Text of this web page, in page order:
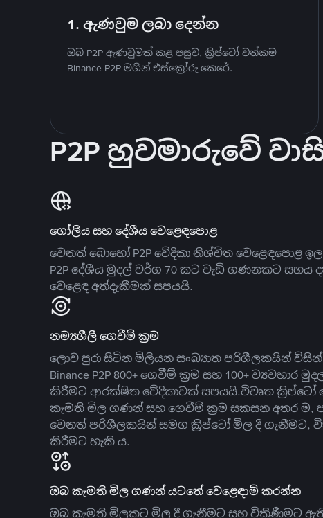
1. ඇණවුම ලබා දෙන්න
ඔබ P2P ඇණවුමක් කළ පසුව, ක්‍රිප්ටෝ වත්කම
Binance P2P මගින් එස්ක්‍රෝරු කෙරේ.
P2P හුවමාරුවේ
ගෝලීය සහ දේශීය වෙළෙඳපොළ
වෙනත් බොහෝ P2P වේදිකා නිශ්චිත වෙළෙඳපොළ
P2P දේශීය මුදල් වර්ග 70 කට වැඩි ගණනකට සහය
වෙළෙඳ අත්දැකීමක් සපයයි.
නම්‍යශීලී ගෙවීම් ක්‍රම
ලොව පුරා සිටින මිලියන සංඛ්‍යාත පරිශීලකයින්
Binance P2P 800+ ගෙවීම් ක්‍රම සහ 100+ ව්‍යවහාර
කිරීමට ආරක්ෂිත වේදිකාවක් සපයයි.විවෘත
කැමති මිල ගණන් සහ ගෙවීම් ක්‍රම සකසන අතර
වෙනත් පරිශීලකයින් සමග ක්‍රිප්ටෝ මිල දී ගැනීමට,
කිරීමට හැකි ය.
ඔබ කැමති මිල ගණන් යටතේ වෙළෙඳාම් කරන්න
ඔබ කැමති මිලකට මිල දී ගැනීමට සහ විකිණීමට